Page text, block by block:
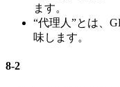
ます。
“代理人”とは、
味します。
8-2